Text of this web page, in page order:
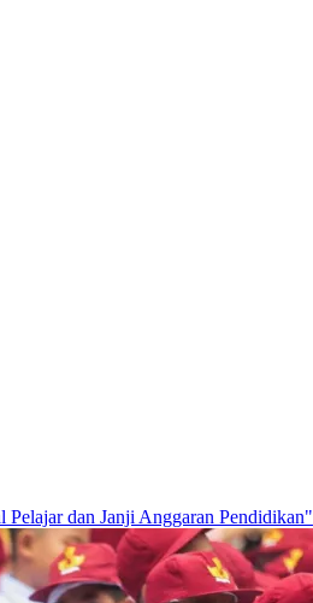
dan Janji Anggaran Pendidikan"